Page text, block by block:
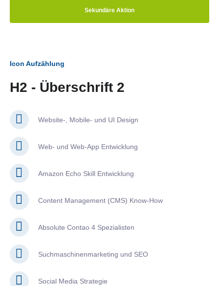
Sekundäre Aktion
Icon Aufzählung
H2 - Überschrift 2
Website-, Mobile- und UI Design
Web- und Web-App Entwicklung
Amazon Echo Skill Entwicklung
Content Management (CMS) Know-How
Absolute Contao 4 Spezialisten
Suchmaschinenmarketing und SEO
Social Media Strategie